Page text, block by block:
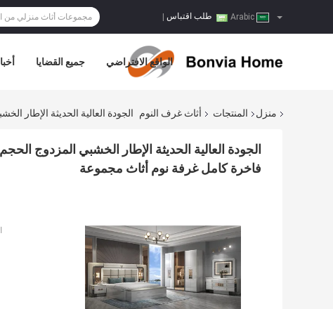
طلب اقتباس
جميع القضايا الواقع الافتراضي
منزل المنتجات أثاث غرف النوم الجودة العالية الحديثة الإطار
الجودة العالية الحديثة الإطار الخشبي المزدوج
فاخرة كامل غرفة نوم أثاث مجموعة